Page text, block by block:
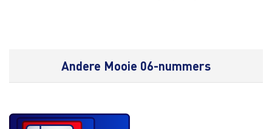
Andere Mooie 06-nummers